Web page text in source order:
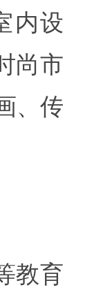
内设
尚市
、传
教育